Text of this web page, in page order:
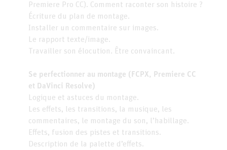
Premiere Pro CC). Comment raconter son histoire ?
Écriture du plan de montage.
Installer un commentaire sur images.
Le rapport texte/image.
Travailler son élocution. Être convaincant.
Se perfectionner au montage ( FCPX, Premiere CC
et DaVinci Resolve)
Logique et astuces du montage.
Les effets, les transitions, la musique, les
commentaires, le montage du son, l’habillage.
Effets, fusion des pistes et transitions.
Description de la palette d’effets.